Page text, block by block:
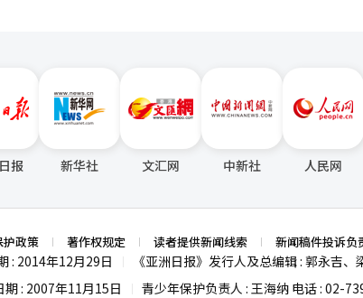
景。他追求金融的民主化。过去，只有机构投资者或超高净值人
资。 美国S&P500 ETF、纳斯达克ETF、全球房地产基金、基础
代币化业务。这是将ETF转化为基于区块链的资产，以提高投资
志着资产管理行业的新演变。最终，崔昌勋更像是一个创造投
基础设施和ETF的投资平台，领导了全球ETF资产400万亿韩元
资哲学也是其差异化因素。 Weaknesses (弱项) 成功的基础
投资资产的价值波动可能会影响业绩。还有一个任务是需要强化
达到1万亿韩元的目标。这充分展示了金融企业家的角色。金融
创新企业提供资本方面发挥作用。韩代表将发行票据视为实现生
，他的企业家精神与金融的本质相吻合。如果资本的存在理由是
希望重新强化这一角色的管理者。 AI、STO、家族办公室，向
数字化，而是要重新设计工作方式，以AI为中心。他的观点十
、内部控制和资产管理服务等各个方面应用AI。尤其是在构建
注。STO（代币证券）也是韩代表关注的领域。韩亚证券正在
关市场。这是使房地产、艺术品、基础设施等实物资产数字流动
已完善STO相关制度并进入活跃阶段。”他指出：“国内金融机
系，因此，迫切需要当局明确和迅速地提出细则，以消除市场的
AI）系统翻译与编辑。
报 新华社 文汇网 中新社 人民网
护政策 著作权规定 读者提供新闻线索 新闻稿件投诉负
: 2014年12月29日 《亚洲日报》发行人及总编辑 : 郭永吉、
期 : 2007年11月15日 青少年保护负责人 : 王海纳 电话 : 02-